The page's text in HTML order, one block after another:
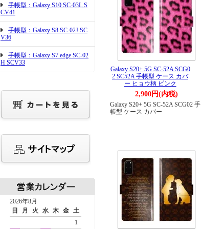
手帳型：Galaxy S10 SC-03L S
CV41
手帳型：Galaxy S8 SC-02J SC
V36
手帳型：Galaxy S7 edge SC-02
H SCV33
2026年8月
日
月 火 水 木 金
土
1
Galaxy S20+ 5G SC-52A SCG0
2 SC52A 手帳型 ケース カバ
ー ヒョウ柄 ピンク
2,900円(内税)
Galaxy S20+ 5G SC-52A SCG02 手
帳型 ケース カバー